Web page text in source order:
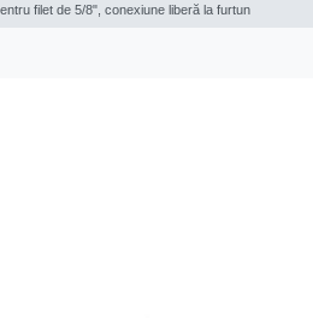
filet de 5/8", conexiune liberă la furtun